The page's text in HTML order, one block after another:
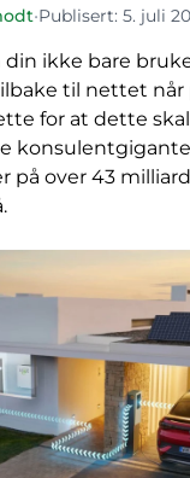
•Publisert: 5. juli
din ikke bare
til nettet når
for at dette
på over 43